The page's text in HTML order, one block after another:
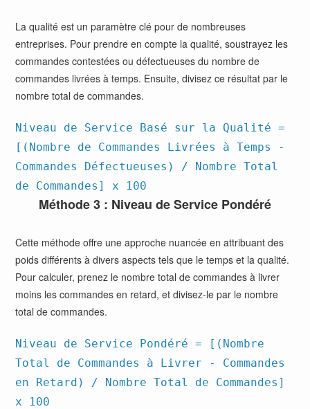
La qualité est un paramètre clé pour de nombreuses
entreprises. Pour prendre en compte la qualité, soustrayez les
commandes contestées ou défectueuses du nombre de
commandes livrées à temps. Ensuite, divisez ce résultat par le
nombre total de commandes.
Niveau de Service Basé sur la Qualité =
[(Nombre de Commandes Livrées à Temps -
Commandes Défectueuses) / Nombre Total
de Commandes] x 100
Méthode 3 : Niveau de Service Pondéré
Cette méthode offre une approche nuancée en attribuant des
poids différents à divers aspects tels que le temps et la qualité.
Pour calculer, prenez le nombre total de commandes à livrer
moins les commandes en retard, et divisez-le par le nombre
total de commandes.
Niveau de Service Pondéré = [(Nombre
Total de Commandes à Livrer - Commandes
en Retard) / Nombre Total de Commandes]
x 100